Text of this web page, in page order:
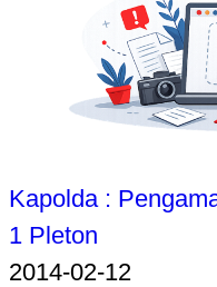
Kapolda :
1 Pleton
2014-02-12